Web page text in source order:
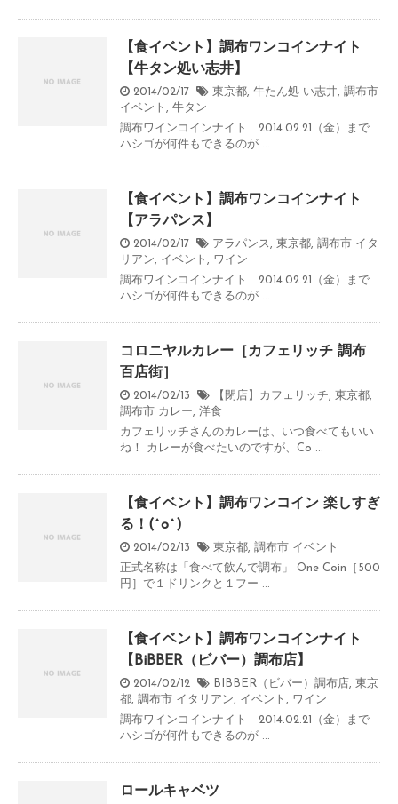
【食イベント】調布ワンコインナイト
【牛タン処い志井】
2014/02/17 東京都, 牛たん処 い志井, 調布市
イベント , 牛タン
調布ワインコインナイト 2014.02.21（金）まで
ハシゴが何件もできるのが ...
【食イベント】調布ワンコインナイト
【アラパンス】
2014/02/17 アラパンス , 東京都, 調布市 イタ
リアン, イベント , ワイン
調布ワインコインナイト 2014.02.21（金）まで
ハシゴが何件もできるのが ...
コロニヤルカレー［カフェリッチ 調布
百店街］
2014/02/13 【閉店】カフェリッチ, 東京都,
調布市
カレー, 洋食
カフェリッチさんのカレーは、いつ食べてもいい
ね！ カレーが食べたいのですが、Co ...
【食イベント】調布ワンコイン 楽しすぎ
る！(^o^)
2014/02/13 東京都, 調布市 イベント
正式名称は「食べて飲んで調布」 One Coin［500
円］で１ドリンクと１フー ...
【食イベント】調布ワンコインナイト
【BiBBER（ビバー）調布店】
2014/02/12 BIBBER（ビバー）調布店, 東京
都, 調布市 イタリアン, イベント , ワイン
調布ワインコインナイト 2014.02.21（金）まで
ハシゴが何件もできるのが ...
ロールキャベツ